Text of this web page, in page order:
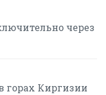
через
горах Киргизии